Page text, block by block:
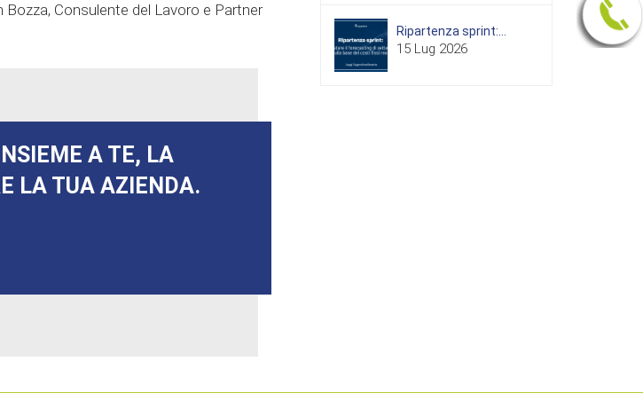
Consulente del Lavoro e Partner
A TE, LA
LA TUA AZIENDA.
Ripartenza sprint:...
15 Lug 2026